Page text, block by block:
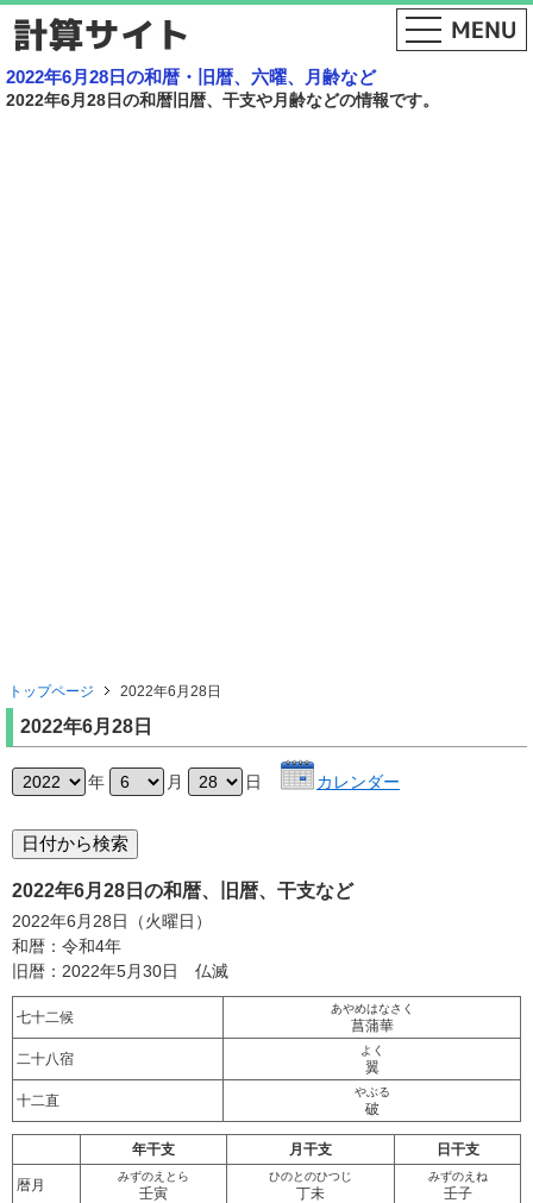
2022年6月28日の和暦・旧暦、六曜、月齢など
2022年6月28日の和暦旧暦、干支や月齢などの情報です。
トップページ 2022年6月28日
2022年6月28日
年 月 日 カレンダー
2022年6月28日の和暦、旧暦、干支など
2022年6月28日（火曜日）
和暦：令和4年
旧暦：2022年5月30日 仏滅
七十二候
あやめはなさく
菖蒲華
二十八宿
よく
翼
十二直
やぶる
破
年干支 月干支 日干支
暦月
みずのえとら
壬寅
ひのとのひつじ
丁未
みずのえね
壬子